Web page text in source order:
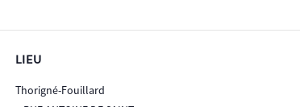
LIEU
Thorigné-Fouillard